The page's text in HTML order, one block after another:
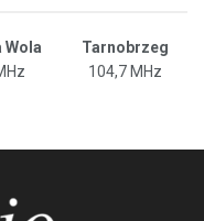
Wola
Tarnobrzeg
104,7 MHz